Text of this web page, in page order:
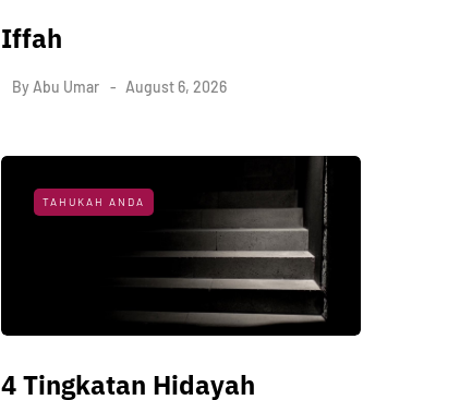
Iffah
By Abu Umar August 6, 2026
TAHUKAH ANDA
4 Tingkatan Hidayah